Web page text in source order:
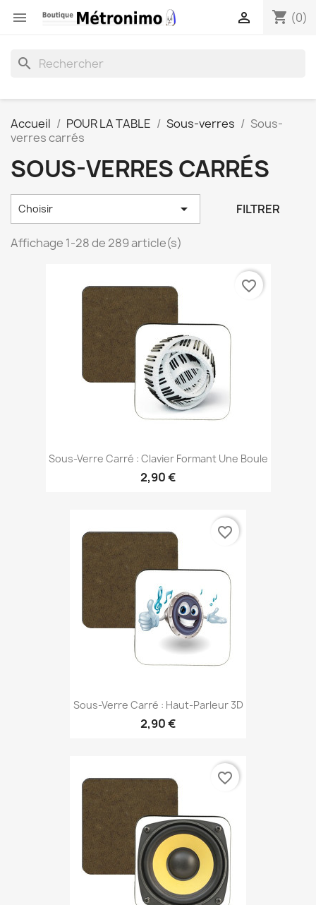
 shopping_cart (0)

search
Accueil POUR LA TABLE Sous-verres
Sous-
verres carrés
SOUS-VERRES CARRÉS
Choisir  FILTRER
Affichage 1-28 de 289 article(s)
Sous-Verre Carré : Clavier Formant Une Boule
2,90 €
favorite_border
Sous-Verre Carré : Haut-Parleur 3D
2,90 €
favorite_border
favorite_border